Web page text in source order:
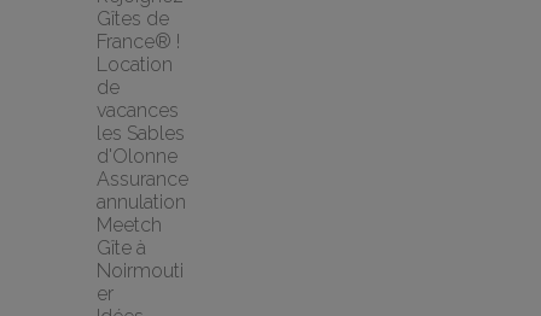
Gîtes de
France® !
Location
de
vacances
les Sables
d'Olonne
Assurance
annulation
Meetch
Gîte à
Noirmouti
er